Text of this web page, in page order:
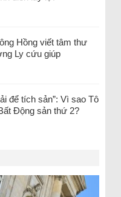
Hồng viết tâm thư
Ly cứu giúp
để tích sản”: Vì sao Tô
Động sản thứ 2?